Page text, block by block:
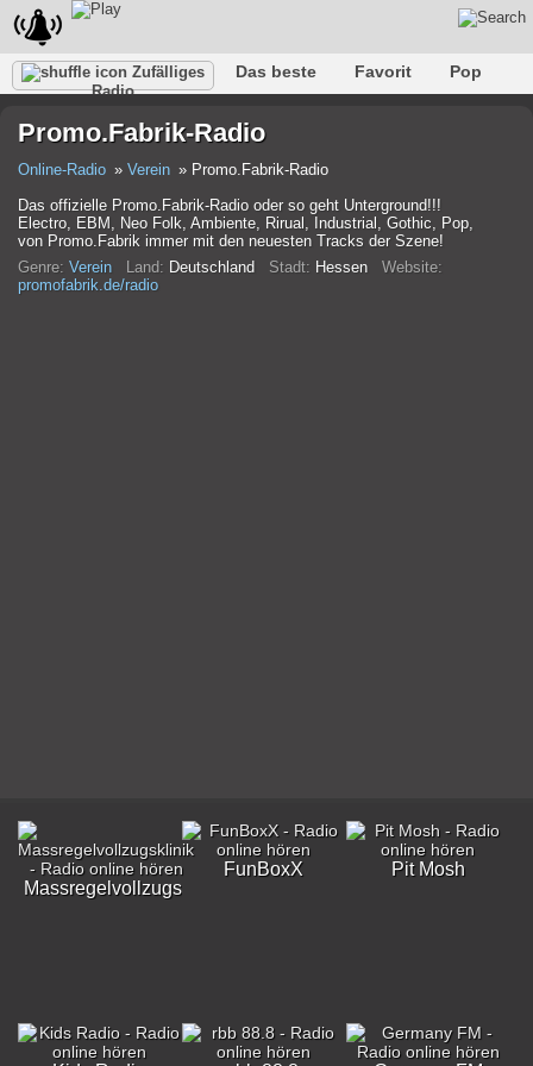
Zufälliges
Radio
Das beste Favorit
Pop
Rap
Trans Falk Jazz
Promo.Fabrik-Radio
Online-Radio Verein
Promo.Fabrik-Radio
Das offizielle Promo.Fabrik-Radio oder so geht Unterground!!!
Electro, EBM, Neo Folk, Ambiente, Rirual, Industrial, Gothic, Pop,
von Promo.Fabrik immer mit den neuesten Tracks der Szene!
Genre: Verein Land: Deutschland Stadt: Hessen Website:
promofabrik.de/radio
Massregelvollzugsklinik
FunBoxX Pit Mosh